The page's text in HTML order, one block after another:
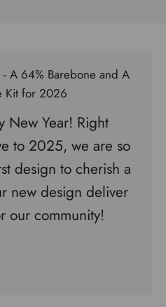
A 64% Barebone and A
Kit for 2026
New Year! Right
to 2025, we are so
design to cherish a
new design deliver
our community!